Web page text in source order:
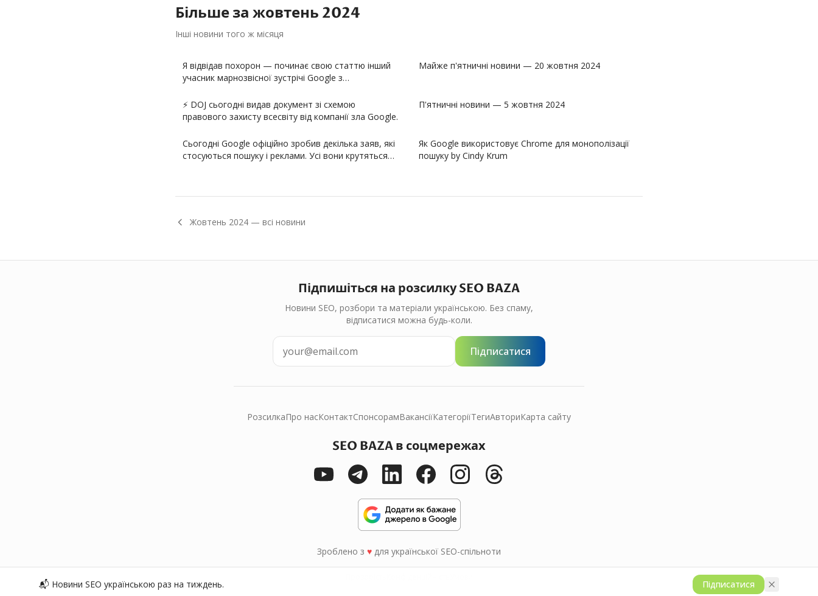
Більше за жовтень 2024
Інші новини того ж місяця
Я відвідав похорон — починає свою статтю інший
учасник марнозвісної зустрічі Google з
Майже п'ятничні новини — 20 жовтня 2024
⚡️ DOJ сьогодні видав документ зі схемою
правового захисту всесвіту від компанії зла Google.
П'ятничні новини — 5 жовтня 2024
Сьогодні Google офіційно зробив декілька заяв, які
стосуються пошуку і реклами. Усі вони крутяться…
Як Google використовує Chrome для монополізації
пошуку by Cindy Krum
Жовтень 2024 — всі новини
📬 Новини SEO українською раз на тиждень. Підписатися
Підпишіться на розсилку SEO BAZA
Новини SEO, розбори та матеріали українською. Без спаму,
відписатися можна будь-коли.
Підписатися
РозсилкаПро насКонтактСпонсорамВакансіїКатегоріїТегиАвториКарта сайту
SEO BAZA в соцмережах
Зроблено з ♥ для української SEO-спільноти